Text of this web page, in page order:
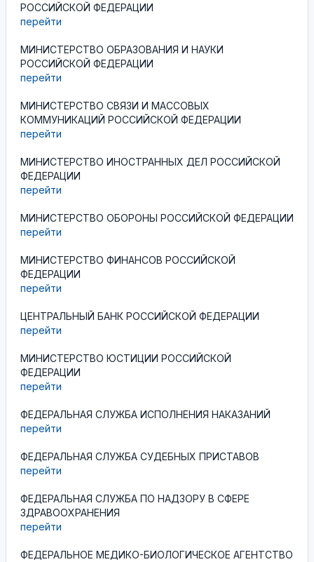
РОССИЙСКОЙ ФЕДЕРАЦИИ
перейти
МИНИСТЕРСТВО ОБРАЗОВАНИЯ И НАУКИ
РОССИЙСКОЙ ФЕДЕРАЦИИ
перейти
МИНИСТЕРСТВО СВЯЗИ И МАССОВЫХ
КОММУНИКАЦИЙ РОССИЙСКОЙ ФЕДЕРАЦИИ
перейти
МИНИСТЕРСТВО ИНОСТРАННЫХ ДЕЛ РОССИЙСКОЙ
ФЕДЕРАЦИИ
перейти
МИНИСТЕРСТВО ОБОРОНЫ РОССИЙСКОЙ ФЕДЕРАЦИИ
перейти
МИНИСТЕРСТВО ФИНАНСОВ РОССИЙСКОЙ
ФЕДЕРАЦИИ
перейти
ЦЕНТРАЛЬНЫЙ БАНК РОССИЙСКОЙ ФЕДЕРАЦИИ
перейти
МИНИСТЕРСТВО ЮСТИЦИИ РОССИЙСКОЙ
ФЕДЕРАЦИИ
перейти
ФЕДЕРАЛЬНАЯ СЛУЖБА ИСПОЛНЕНИЯ НАКАЗАНИЙ
перейти
ФЕДЕРАЛЬНАЯ СЛУЖБА СУДЕБНЫХ ПРИСТАВОВ
перейти
ФЕДЕРАЛЬНАЯ СЛУЖБА ПО НАДЗОРУ В СФЕРЕ
ЗДРАВООХРАНЕНИЯ
перейти
ФЕДЕРАЛЬНОЕ МЕДИКО-БИОЛОГИЧЕСКОЕ АГЕНТСТВО